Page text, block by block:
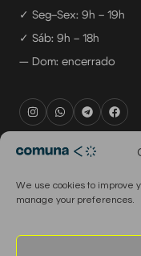
We use cookies to improve
manage your preferences.
✓ Seg–Sex: 9h – 19h
✓ Sáb: 9h – 18h
— Dom: encerrado
rental@comuna.pt
production@comuna.pt